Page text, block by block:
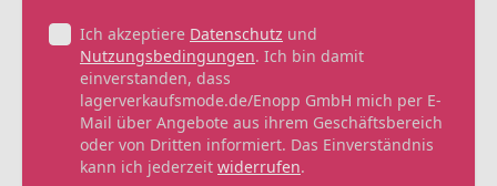
Ich akzeptiere Datenschutz und
Nutzungsbedingungen. Ich bin damit
einverstanden, dass
lagerverkaufsmode.de/Enopp GmbH mich per E-
Mail über Angebote aus ihrem Geschäftsbereich
oder von Dritten informiert. Das Einverständnis
kann ich jederzeit widerrufen.